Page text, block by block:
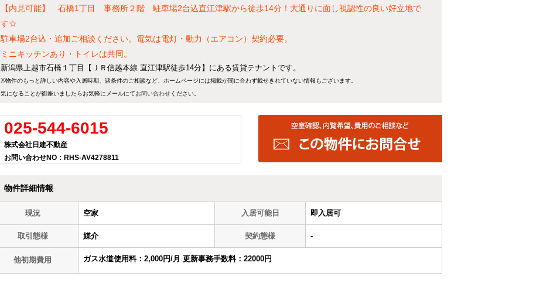
【内見可能】 石橋1丁目 事務所２階 駐車場2台込直江津駅から徒歩14分！大通りに面し視認性の良い好立地で
す☆
駐車場2台込・追加ご相談ください。電気は電灯・動力（エアコン）契約必要。
ミニキッチンあり・トイレは共同。
新潟県上越市石橋１丁目【ＪＲ信越本線 直江津駅徒歩14分】にある賃貸テナントです。
※物件のもっと詳しい内容や入居時期、諸条件のご相談など、ホームページには掲載が間に合わず載せきれていない情報もございます。
気になることが御座いましたらお気軽にメールにてお問い合わせください。
025-544-6015
株式会社日建不動産
お問い合わせNO：RHS-AV4278811
物件詳細情報
現況 空家 入居可能日 即入居可
取引態様 媒介 契約態様 -
他初期費用 ガス水道使用料：2,000円/月 更新事務手数料：22000円